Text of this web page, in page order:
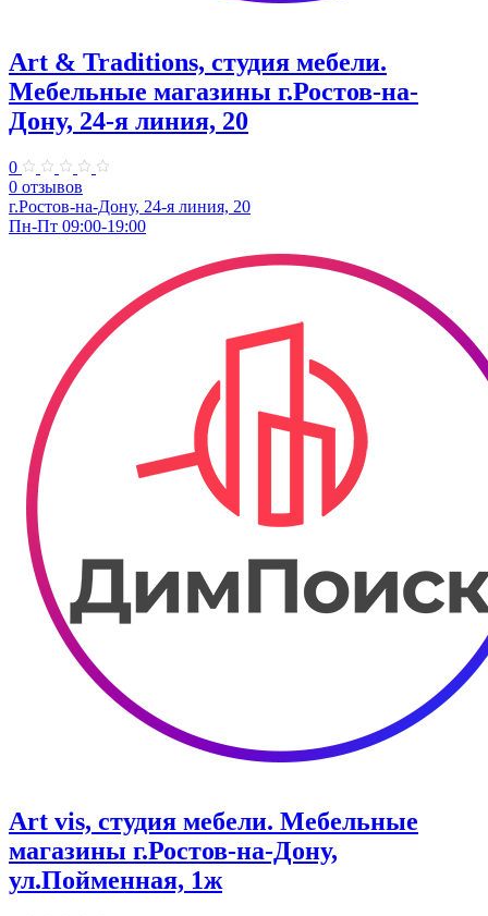
Art & Traditions, студия мебели.
Мебельные магазины г.Ростов-на-
Дону, 24-я линия, 20
0
0 отзывов
г.Ростов-на-Дону, 24-я линия, 20
Пн-Пт 09:00-19:00
Art vis, студия мебели. Мебельные
магазины г.Ростов-на-Дону,
ул.Пойменная, 1ж